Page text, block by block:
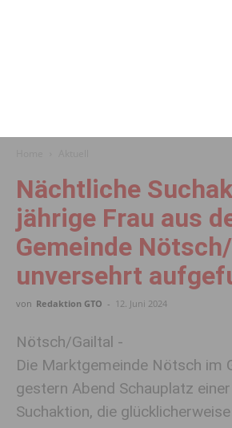
Nächtliche
jährige Frau aus
Gemeinde
unversehrt
von Redaktion GTO - 12. Juni 2024
Nötsch/Gailtal -
Die Marktgemeinde Nötsch im
gestern Abend Schauplatz
Suchaktion, die